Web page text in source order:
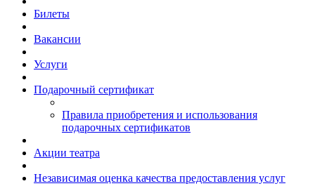
Билеты
Вакансии
Услуги
Подарочный сертификат
Правила приобретения и использования
подарочных сертификатов
Акции театра
Независимая оценка качества предоставления услуг